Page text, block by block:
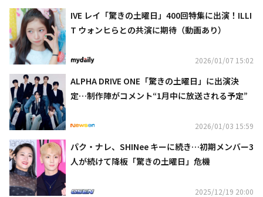
IVE レイ「驚きの土曜日」400回特集に出演！ILLI
T ウォンヒらとの共演に期待（動画あり）
2026/01/07 15:02
ALPHA DRIVE ONE「驚きの土曜日」に出演決
定…制作陣がコメント“1月中に放送される予定”
2026/01/03 15:59
パク・ナレ、SHINee キーに続き…初期メンバー3
人が続けて降板「驚きの土曜日」危機
2025/12/19 20:00